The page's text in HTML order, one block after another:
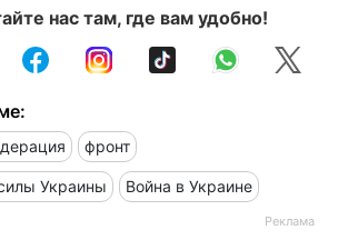
нас там, где вам удобно!
фронт
Украины Война в Украине